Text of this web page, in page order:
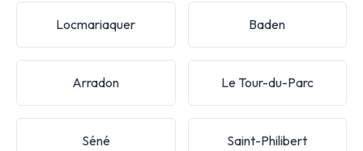
Locmariaquer Baden
Arradon Le Tour-du-Parc
Séné Saint-Philibert